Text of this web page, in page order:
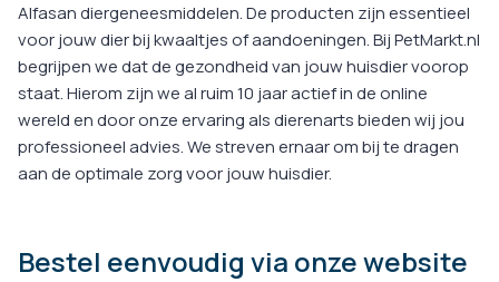
Alfasan diergeneesmiddelen. De producten zijn essentieel
voor jouw dier bij kwaaltjes of aandoeningen. Bij PetMarkt.nl
begrijpen we dat de gezondheid van jouw huisdier voorop
staat. Hierom zijn we al ruim 10 jaar actief in de online
wereld en door onze ervaring als dierenarts bieden wij jou
professioneel advies. We streven ernaar om bij te dragen
aan de optimale zorg voor jouw huisdier.
Bestel eenvoudig via onze website